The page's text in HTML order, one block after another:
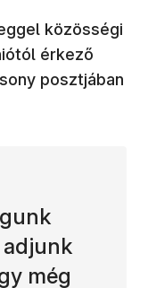
közösségi
érkező
posztjában
még